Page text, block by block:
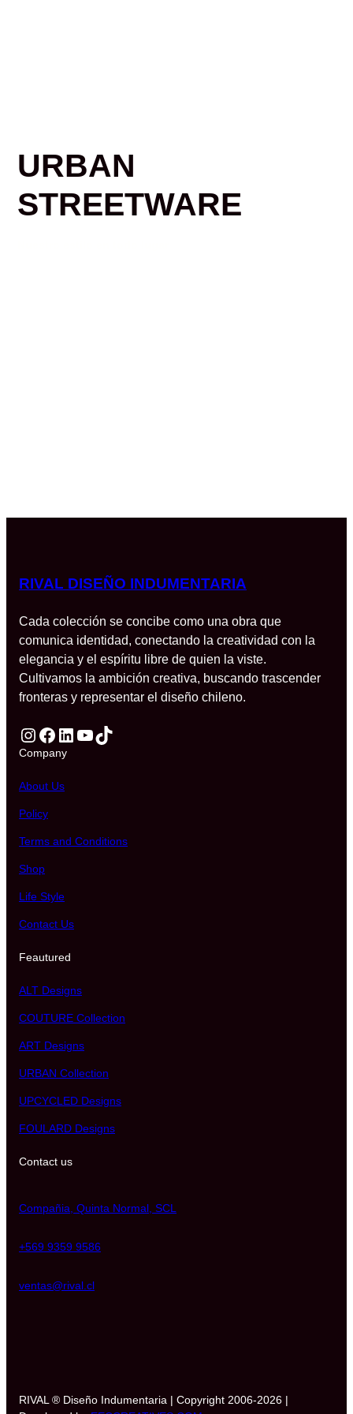
URBAN
STREETWARE
RIVAL DISEÑO INDUMENTARIA
Cada colección se concibe como una obra que
comunica identidad, conectando la creatividad con la
elegancia y el espíritu libre de quien la viste.
Cultivamos la ambición creativa, buscando trascender
fronteras y representar el diseño chileno.
Instagram Facebook LinkedIn YouTube TikTok
Company
About Us
Policy
Terms and Conditions
Shop
Life Style
Contact Us
Feautured
ALT Designs
COUTURE Collection
ART Designs
URBAN Collection
UPCYCLED Designs
FOULARD Designs
Contact us
Compañia, Quinta Normal, SCL
+569 9359 9586
ventas@rival.cl
RIVAL ® Diseño Indumentaria | Copyright 2006-2026 |